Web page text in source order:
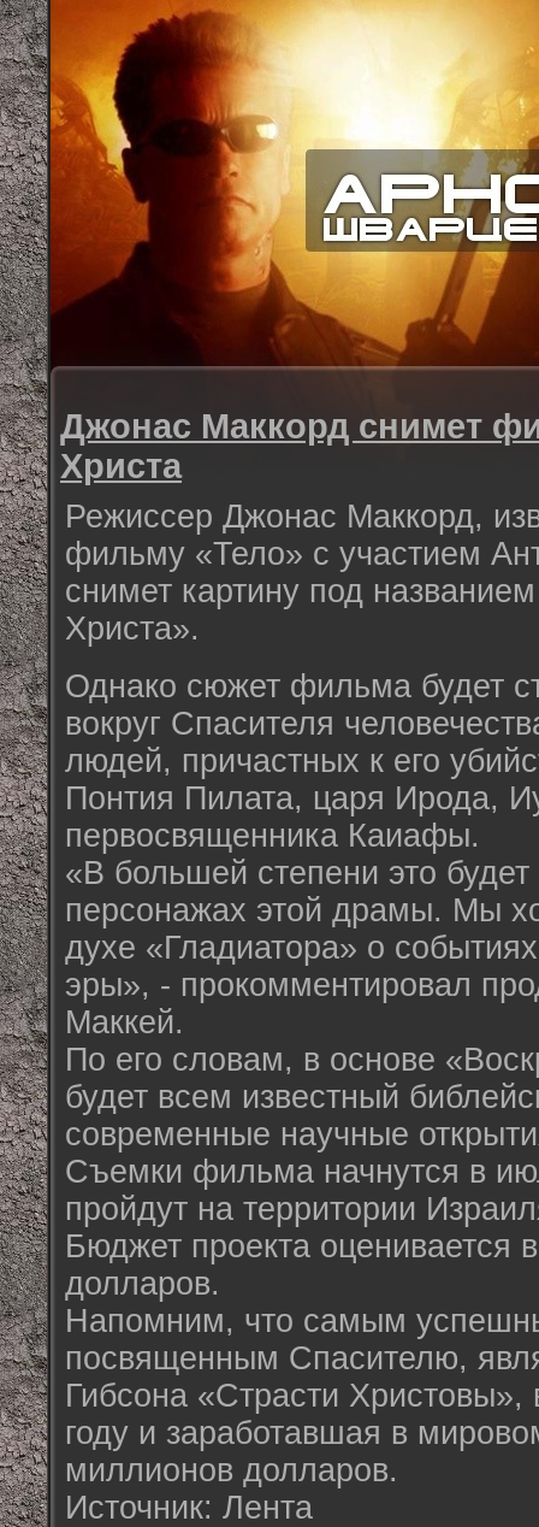
Джонас Маккорд снимет
Христа
Режиссер Джонас Маккорд,
фильму «Тело» с участием
снимет картину под
Христа».
Однако сюжет фильма будет
вокруг Спасителя
людей, причастных к его
Понтия Пилата, царя Ирода,
первосвященника Каиафы.
«В большей степени это
персонажах этой драмы. Мы
духе «Гладиатора» о
эры», - прокомментировал
Маккей.
По его словам, в основе
будет всем известный
современные научные
Съемки фильма начнутся в
пройдут на территории
Бюджет проекта оценивается
долларов.
Напомним, что самым
посвященным Спасителю,
Гибсона «Страсти
году и заработавшая в
миллионов долларов.
Источник: Лента